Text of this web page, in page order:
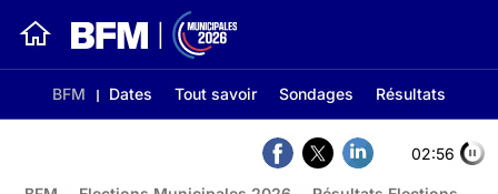
BFM Dates Tout savoir Sondages Résultats
02:56